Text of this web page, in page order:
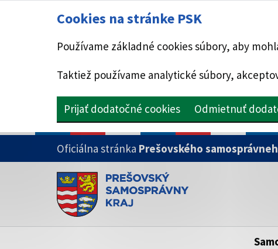
Cookies na stránke PSK
Používame základné cookies súbory, aby
Taktiež používame analytické súbory,
Prijať dodatočné cookies Odmietnuť
PRESKOČIŤ NA HLAVNÝ OBSAH
Oficiálna stránka Prešovského
Doména psk.sk je oficiálna
Toto je oficiálna webová stránka Prešovského